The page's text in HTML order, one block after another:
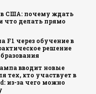
в США: почему ждать
что делать прямо
F1 через обучение в
решение
вводит новые
тех, кто участвует в
из-за чего можно